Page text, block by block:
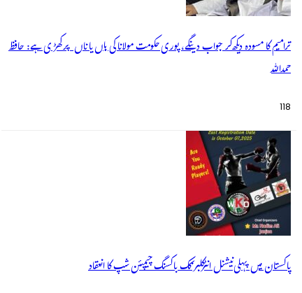
ترامیم کا مسودہ دیکھ کر جواب دینگے، پوری حکومت مولانا کی ہاں یا ناں پر کھڑی ہے: حافظ
حمداللہ
118
پاکستان میں پہلی نیشنل انٹرکلبز کک باکسنگ چیمپئن شپ کا انعقاد